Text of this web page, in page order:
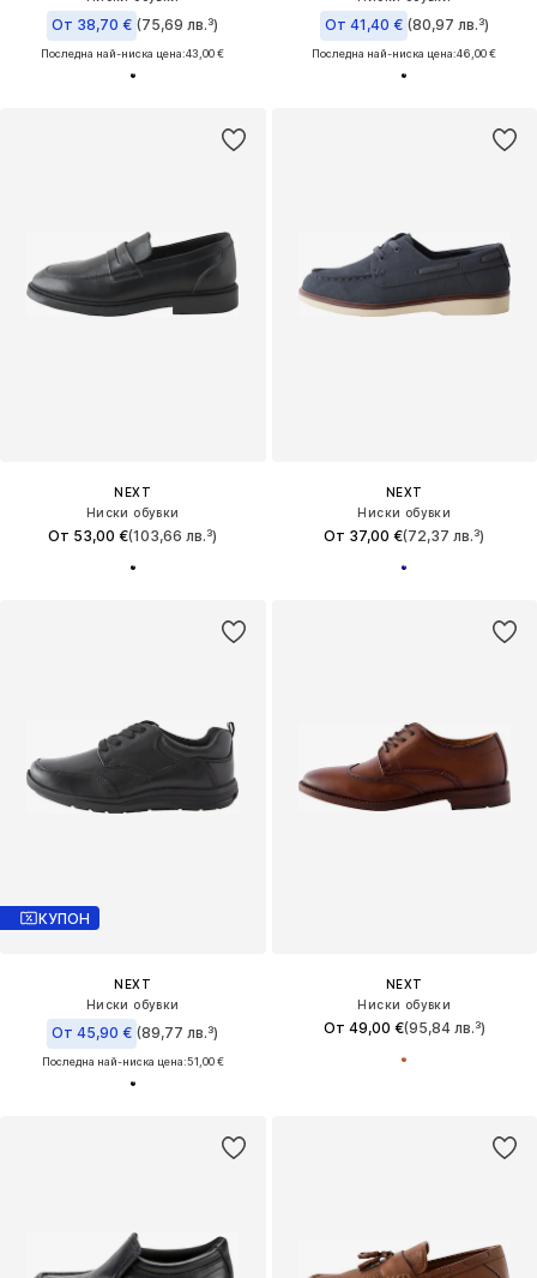
От 38,70 € (75,69 лв.³)
Последна най-ниска цена:43,00 €
От 41,40 € (80,97 лв.³)
Последна най-ниска цена:46,00 €
NEXT
Ниски обувки
От 53,00 €(103,66 лв.³)
NEXT
Ниски обувки
От 37,00 €(72,37 лв.³)
КУПОН
NEXT
Ниски обувки
От 45,90 € (89,77 лв.³)
Последна най-ниска цена:51,00 €
NEXT
Ниски обувки
От 49,00 €(95,84 лв.³)